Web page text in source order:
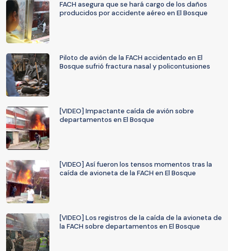
FACH asegura que se hará cargo de los daños
producidos por accidente aéreo en El Bosque
Piloto de avión de la FACH accidentado en El
Bosque sufrió fractura nasal y policontusiones
[VIDEO] Impactante caída de avión sobre
departamentos en El Bosque
[VIDEO] Así fueron los tensos momentos tras la
caída de avioneta de la FACH en El Bosque
[VIDEO] Los registros de la caída de la avioneta de
la FACH sobre departamentos en El Bosque